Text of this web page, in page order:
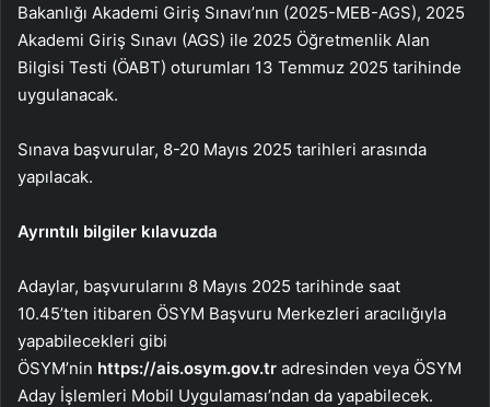
Bakanlığı Akademi Giriş Sınavı’nın (2025-MEB-AGS), 2025
Akademi Giriş Sınavı (AGS) ile 2025 Öğretmenlik Alan
Bilgisi Testi (ÖABT) oturumları 13 Temmuz 2025 tarihinde
uygulanacak.
Sınava başvurular, 8-20 Mayıs 2025 tarihleri arasında
yapılacak.
Ayrıntılı bilgiler kılavuzda
Adaylar, başvurularını 8 Mayıs 2025 tarihinde saat
10.45’ten itibaren ÖSYM Başvuru Merkezleri aracılığıyla
yapabilecekleri gibi
ÖSYM’nin https://ais.osym.gov.tr adresinden veya ÖSYM
Aday İşlemleri Mobil Uygulaması’ndan da yapabilecek.